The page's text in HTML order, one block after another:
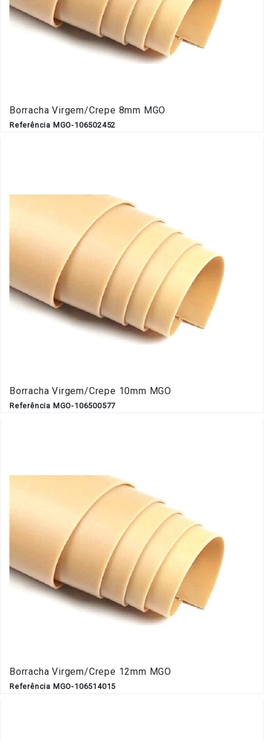
Borracha Virgem/Crepe 8mm MGO
Referência MGO-106502452
Borracha Virgem/Crepe 10mm MGO
Referência MGO-106500577
Borracha Virgem/Crepe 12mm MGO
Referência MGO-106514015